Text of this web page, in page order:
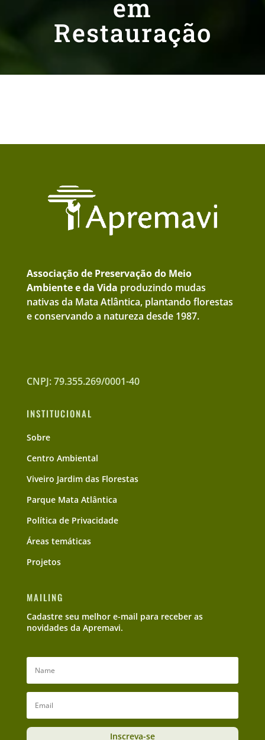
em
Restauração
Associação de Preservação do Meio
Ambiente e da Vida produzindo mudas
nativas da Mata Atlântica, plantando florestas
e conservando a natureza desde 1987.
CNPJ: 79.355.269/0001-40
INSTITUCIONAL
Sobre
Centro Ambiental
Viveiro Jardim das Florestas
Parque Mata Atlântica
Política de Privacidade
Áreas temáticas
Projetos
MAILING
Cadastre seu melhor e-mail para receber as
novidades da Apremavi.
Inscreva-se